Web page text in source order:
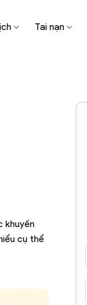
Tai nạn
khuyến
cụ thể